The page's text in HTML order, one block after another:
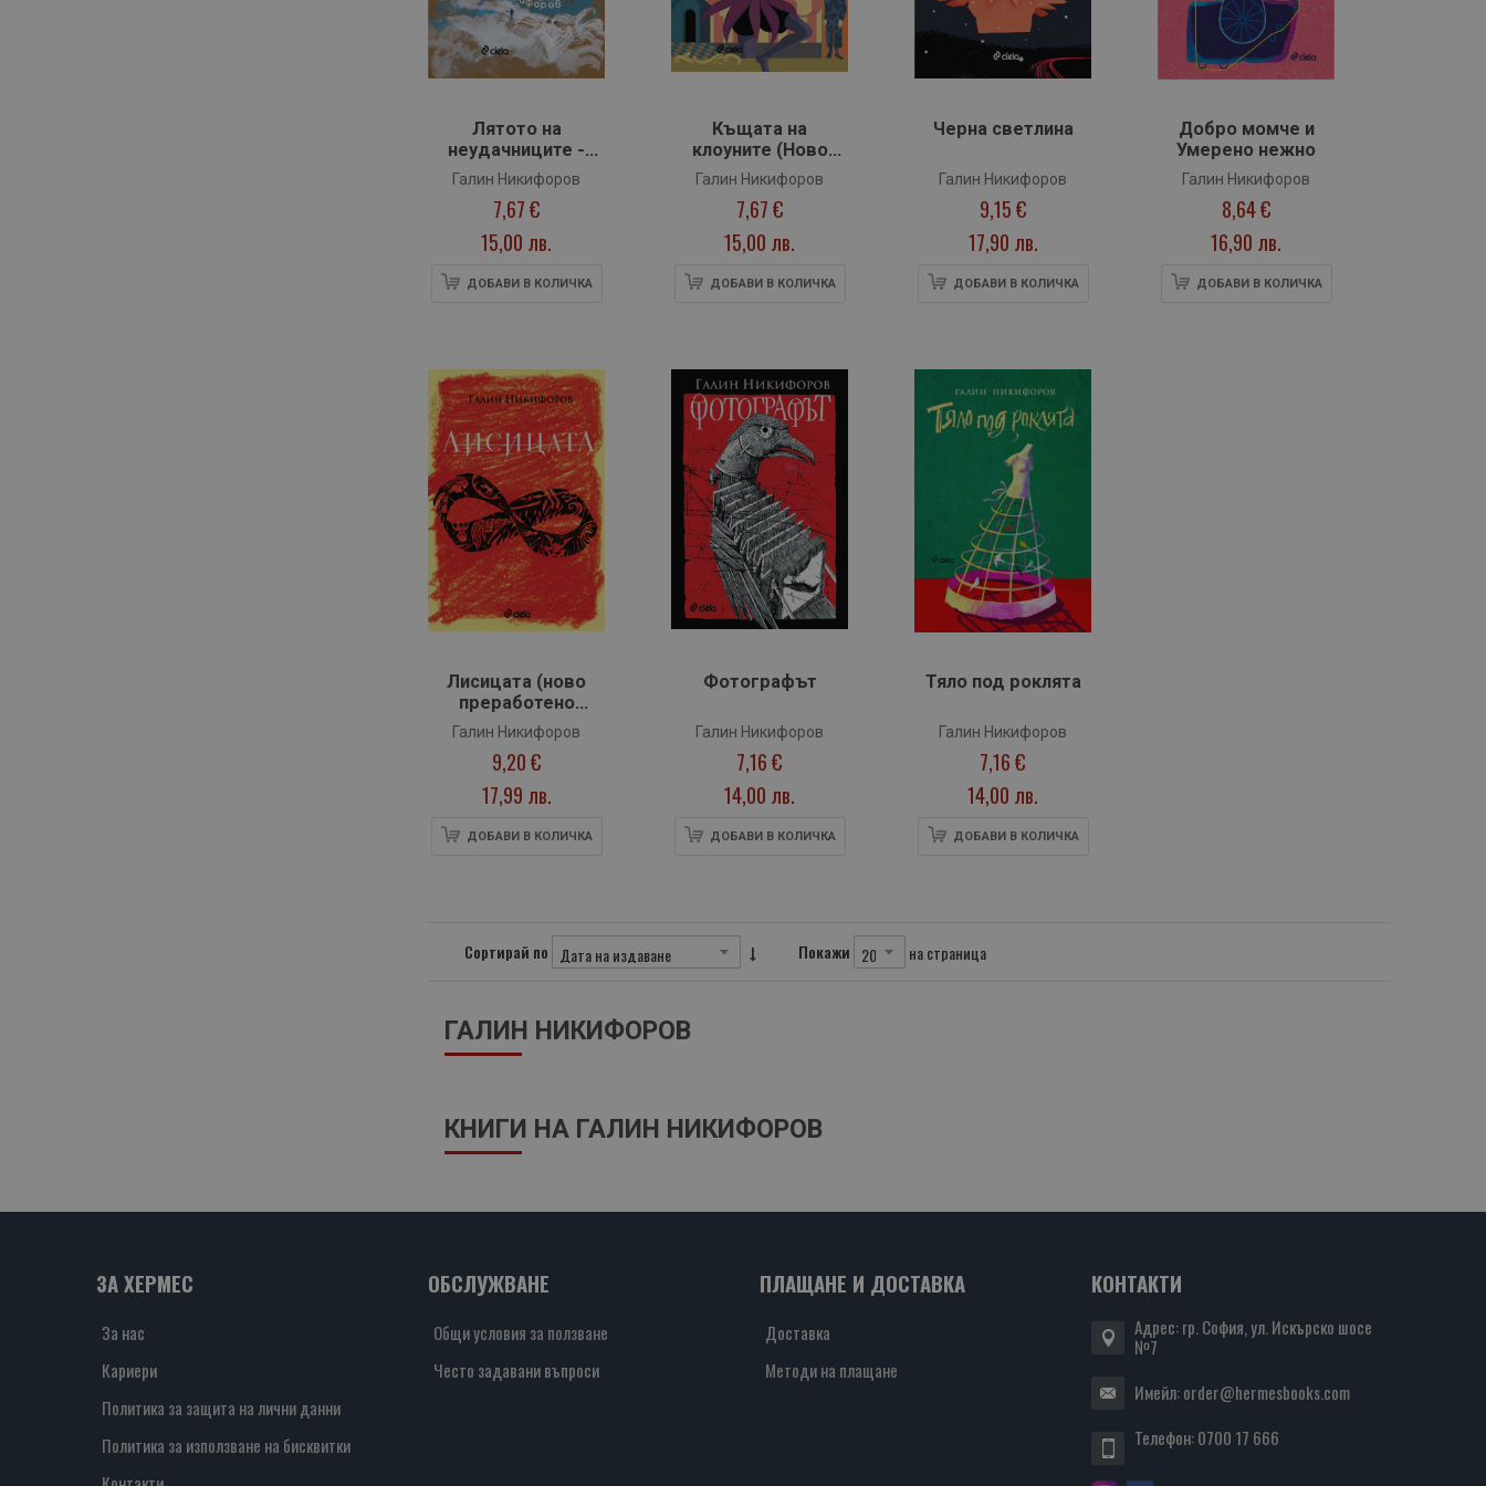
Лятото на
неудачниците -
ново издание
Галин Никифоров
7,67 €
15,00 лв.
ДОБАВИ В КОЛИЧКА
Къщата на
клоуните (Ново
издание)
Галин Никифоров
7,67 €
15,00 лв.
ДОБАВИ В КОЛИЧКА
Черна светлина
Галин Никифоров
9,15 €
17,90 лв.
ДОБАВИ В КОЛИЧКА
Добро момче и
Умерено нежно
Галин Никифоров
8,64 €
16,90 лв.
ДОБАВИ В КОЛИЧКА
Лисицата (ново
преработено
издание)
Галин Никифоров
9,20 €
17,99 лв.
ДОБАВИ В КОЛИЧКА
Фотографът
Галин Никифоров
7,16 €
14,00 лв.
ДОБАВИ В КОЛИЧКА
Тяло под роклята
Галин Никифоров
7,16 €
14,00 лв.
ДОБАВИ В КОЛИЧКА
Сортирай по Покажи на страница
ГАЛИН НИКИФОРОВ
КНИГИ НА ГАЛИН НИКИФОРОВ
ЗА ХЕРМЕС
За нас
Кариери
Политика за защита на лични данни
Политика за използване на бисквитки
ОБСЛУЖВАНЕ
Общи условия за ползване
Често задавани въпроси
ПЛАЩАНЕ И ДОСТАВКА
Доставка
Методи на плащане
КОНТАКТИ
Адрес: гр. София, ул. Искърско шосе
№7
Имейл:order@hermesbooks.com
Телефон:0700 17 666